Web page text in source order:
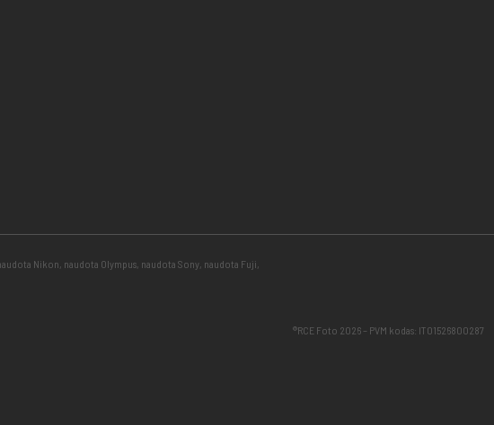
Nikon, naudota Olympus, naudota Sony, naudota Fuji,
®RCE Foto 2026 – PVM kodas: IT01526800287